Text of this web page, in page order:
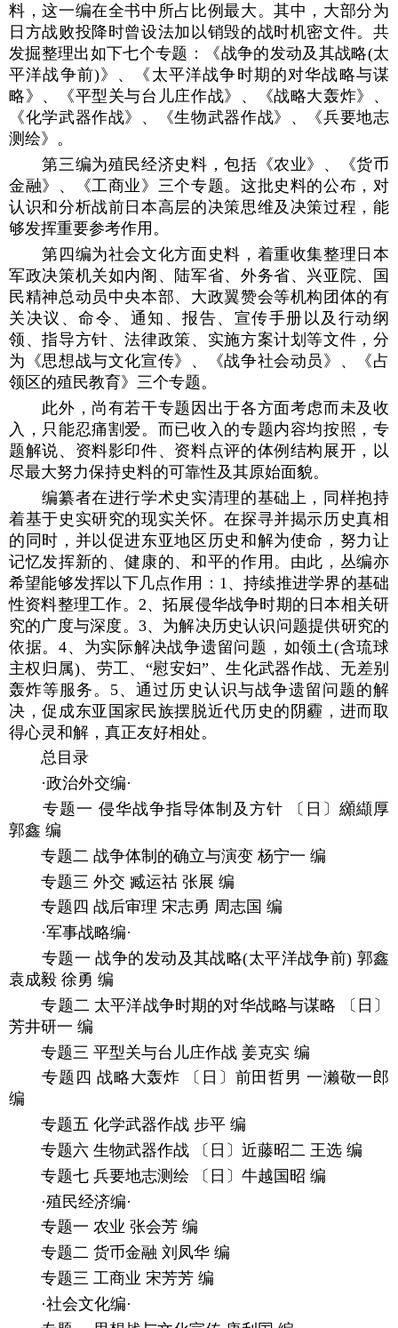
料，这一编在全书中所占比例最大。其中，大部分为
日方战败投降时曾设法加以销毁的战时机密文件。共
发掘整理出如下七个专题：《战争的发动及其战略(太
平洋战争前)》、《太平洋战争时期的对华战略与谋
略》、《平型关与台儿庄作战》、《战略大轰炸》、
《化学武器作战》、《生物武器作战》、《兵要地志
测绘》。
第三编为殖民经济史料，包括《农业》、《货币
金融》、《工商业》三个专题。这批史料的公布，对
认识和分析战前日本高层的决策思维及决策过程，能
够发挥重要参考作用。
第四编为社会文化方面史料，着重收集整理日本
军政决策机关如内阁、陆军省、外务省、兴亚院、国
民精神总动员中央本部、大政翼赞会等机构团体的有
关决议、命令、通知、报告、宣传手册以及行动纲
领、指导方针、法律政策、实施方案计划等文件，分
为《思想战与文化宣传》、《战争社会动员》、《占
领区的殖民教育》三个专题。
此外，尚有若干专题因出于各方面考虑而未及收
入，只能忍痛割爱。而已收入的专题内容均按照，专
题解说、资料影印件、资料点评的体例结构展开，以
尽最大努力保持史料的可靠性及其原始面貌。
编纂者在进行学术史实清理的基础上，同样抱持
着基于史实研究的现实关怀。在探寻并揭示历史真相
的同时，并以促进东亚地区历史和解为使命，努力让
记忆发挥新的、健康的、和平的作用。由此，丛编亦
希望能够发挥以下几点作用：1、持续推进学界的基础
性资料整理工作。2、拓展侵华战争时期的日本相关研
究的广度与深度。3、为解决历史认识问题提供研究的
依据。4、为实际解决战争遗留问题，如领土(含琉球
主权归属)、劳工、“慰安妇”、生化武器作战、无差别
轰炸等服务。5、通过历史认识与战争遗留问题的解
决，促成东亚国家民族摆脱近代历史的阴霾，进而取
得心灵和解，真正友好相处。
总目录
·政治外交编·
专题一 侵华战争指导体制及方针 〔日〕纐纈厚
郭鑫 编
专题二 战争体制的确立与演变 杨宁一 编
专题三 外交 臧运祜 张展 编
专题四 战后审理 宋志勇 周志国 编
·军事战略编·
专题一 战争的发动及其战略(太平洋战争前) 郭鑫
袁成毅 徐勇 编
专题二 太平洋战争时期的对华战略与谋略 〔日〕
芳井研一 编
专题三 平型关与台儿庄作战 姜克实 编
专题四 战略大轰炸 〔日〕前田哲男 一濑敬一郎
编
专题五 化学武器作战 步平 编
专题六 生物武器作战 〔日〕近藤昭二 王选 编
专题七 兵要地志测绘 〔日〕牛越国昭 编
·殖民经济编·
专题一 农业 张会芳 编
专题二 货币金融 刘凤华 编
专题三 工商业 宋芳芳 编
·社会文化编·